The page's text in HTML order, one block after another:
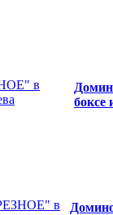
боксе